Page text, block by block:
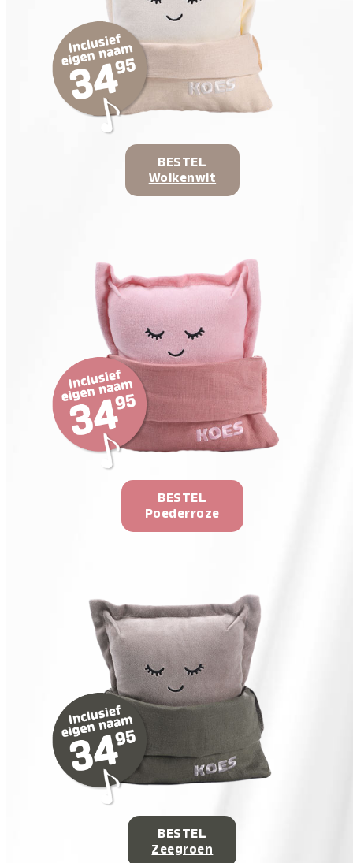
BESTEL
Wolkenwit
BESTEL
Poederroze
BESTEL
Zeegroen